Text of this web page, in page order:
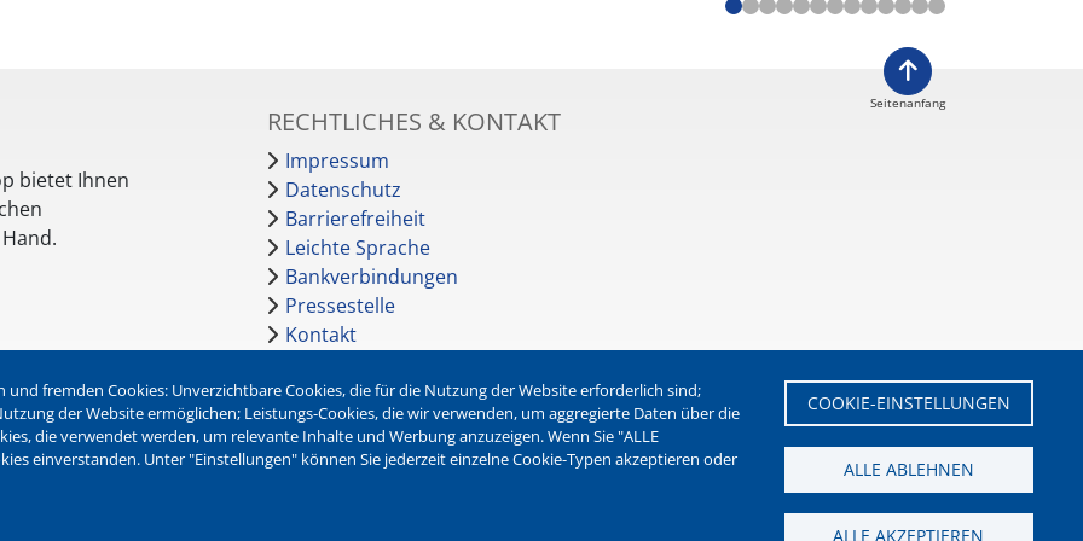
bietet Ihnen
RECHTLICHES & KONTAKT
Impressum
Datenschutz
Barrierefreiheit
Leichte Sprache
Bankverbindungen
Pressestelle
Kontakt
NEWSLETTER
Jetzt die verschiedenen Newsletter der Stadt Waltrop
abonnieren:
Seitenanfang
fremden Cookies: Unverzichtbare Cookies, die für die Nutzung der Website erforderlich sind;
der Website ermöglichen; Leistungs-Cookies, die wir verwenden, um aggregierte Daten über die
die verwendet werden, um relevante Inhalte und Werbung anzuzeigen. Wenn Sie "ALLE
einverstanden. Unter "Einstellungen" können Sie jederzeit einzelne Cookie-Typen akzeptieren oder
COOKIE-EINSTELLUNGEN
ALLE ABLEHNEN
ALLE AKZEPTIEREN